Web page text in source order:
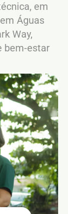
em
Águas
Way,
bem-estar